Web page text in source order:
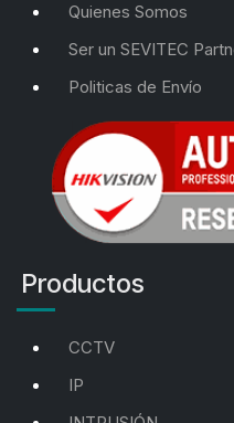
Quienes Somos
Ser un SEVITEC
Politicas de Envío
Productos
CCTV
IP